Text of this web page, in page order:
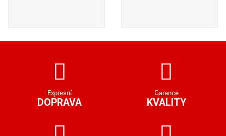
Expresní
DOPRAVA
Garance
KVALITY